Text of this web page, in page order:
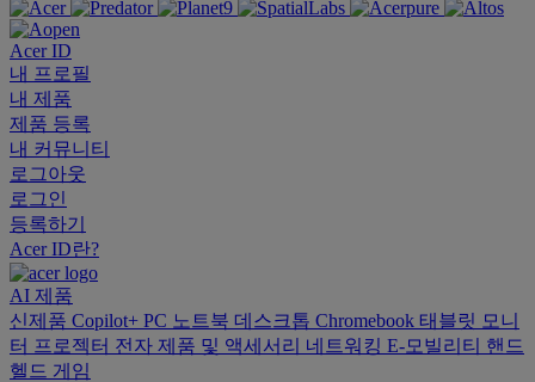
Acer ID
내 프로필
내 제품
제품 등록
내 커뮤니티
로그아웃
로그인
등록하기
Acer ID란?
AI 제품
신제품 Copilot+ PC 노트북 데스크톱 Chromebook 태블릿 모니
터 프로젝터 전자 제품 및 액세서리 네트워킹 E-모빌리티 핸드
헬드 게임